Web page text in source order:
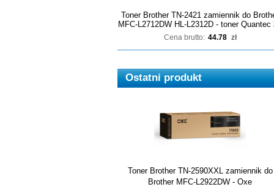
Toner Brother TN-2421 zamiennik do
MFC-L2712DW HL-L2312D - toner Quantec
Cena brutto: 44.78 zł
Ostatni produkt
Toner Brother TN-2590XXL zamiennik do
Brother MFC-L2922DW - Oxe